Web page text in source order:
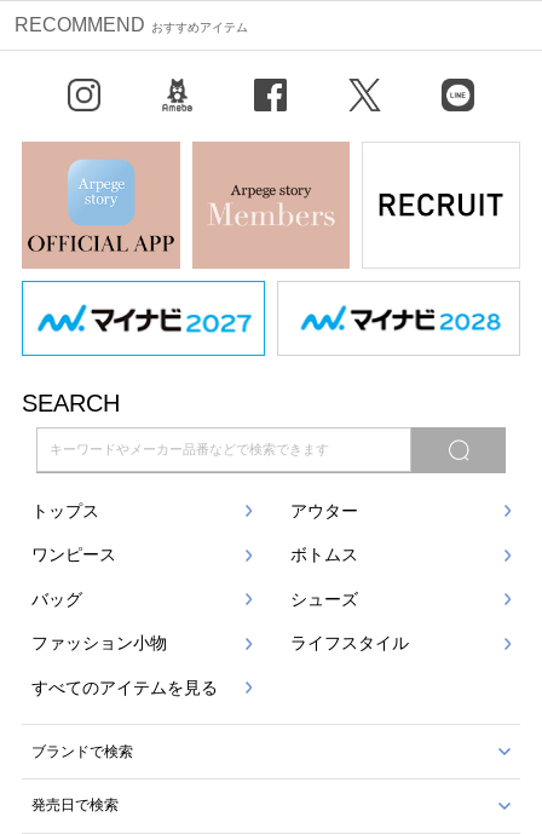
RECOMMEND おすすめアイテム
X（旧Twitter） LINE
SEARCH
トップス アウター
ワンピース ボトムス
バッグ シューズ
ファッション小物 ライフスタイル
すべてのアイテムを見る
ブランドで検索
発売日で検索